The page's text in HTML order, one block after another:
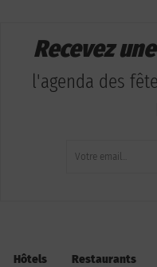
Recevez
l'agenda des
Hôtels
Restaurants